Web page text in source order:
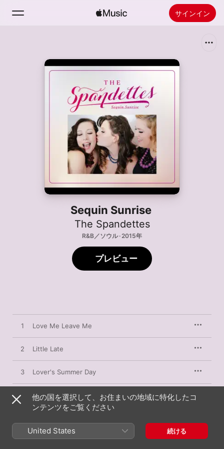
サインイン
ホーム
新着おすすめ
Apple Musicをインストール
Sequin Sunrise
The Spandettes
R&B／ソウル · 2015年
プレビュー
1 Love Me Leave Me
2 Little Late
3 Lover's Summer Day
4 Over Me
6 Don't Look Now
他の国を選択して、お住まいの地域に特化したコ
ンテンツをご覧ください
United States 続ける